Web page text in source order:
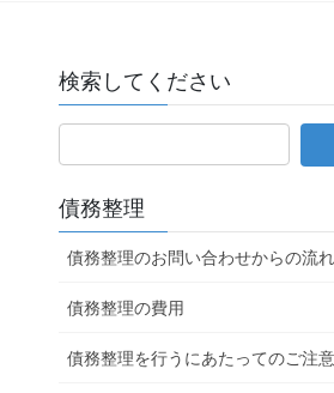
検索してください
債務整理
債務整理のお問い合わせからの流れ
債務整理の費用
債務整理を行うにあたってのご注意